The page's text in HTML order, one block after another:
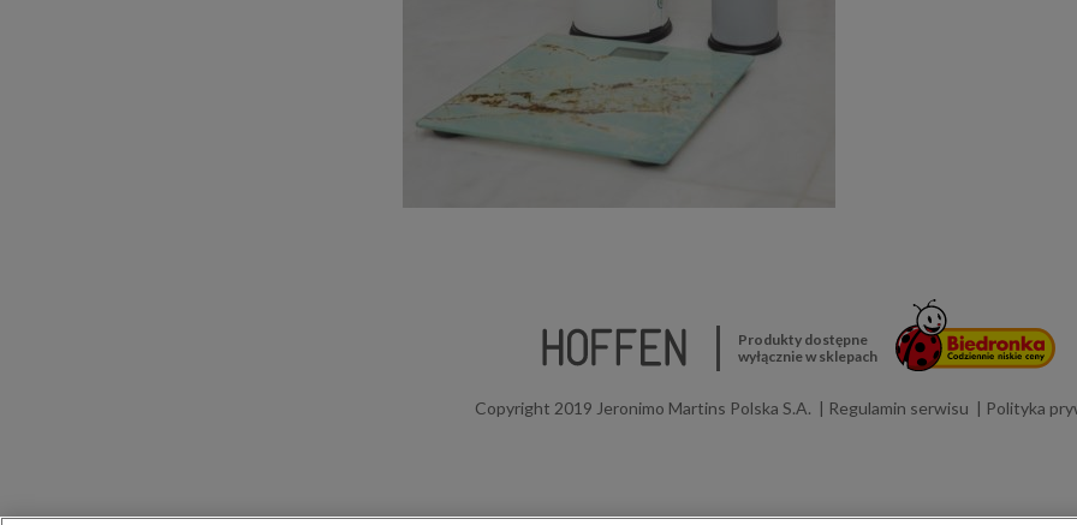
Produkty dostępne
wyłącznie w sklepach
Copyright 2019 Jeronimo Martins Polska S.A. Regulamin serwisu Polityka